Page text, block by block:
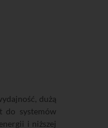
dużą
do systemów
i niższej